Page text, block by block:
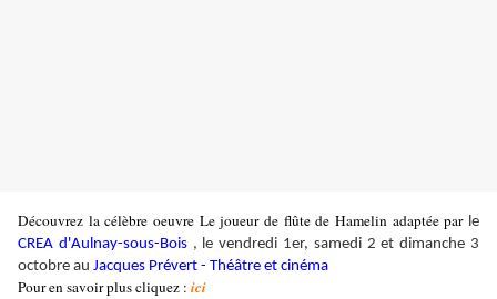
Découvrez la célèbre oeuvre Le joueur de flûte de Hamelin adaptée par
CREA d'Aulnay-sous-Bois , le vendredi 1er, samedi 2 et dimanche 3
octobre au Jacques Prévert - Théâtre et cinéma
Pour en savoir plus cliquez : ici